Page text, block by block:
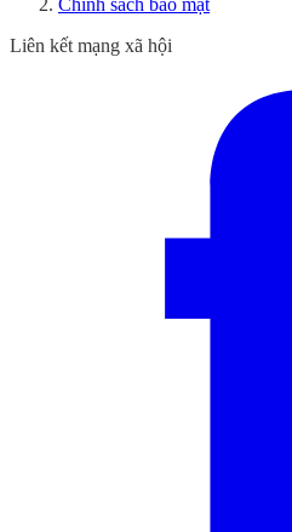
Chính sách bảo mật
Liên kết mạng xã hội